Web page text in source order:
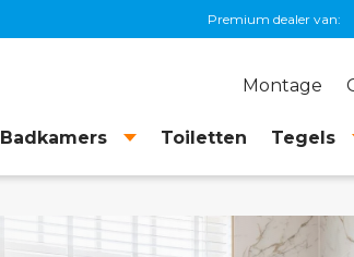
Premium dealer van:
Sunshower • Thebalux •
Montage
Badkamers Toiletten Tegels